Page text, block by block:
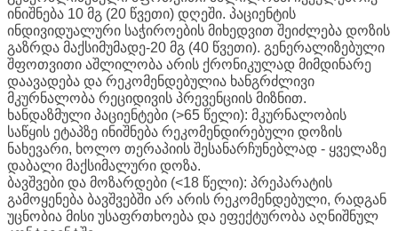
ინიშნება 10 მგ (20 წვეთი) დღეში. პაციენტის
ინდივიდუალური საჭიროების მიხედვით შეიძლება დოზის
გაზრდა მაქსიმუმადე-20 მგ (40 წვეთი). გენერალიზებული
შფოთვითი აშლილობა არის ქრონიკულად მიმდინარე
დაავადება და რეკომენდებულია ხანგრძლივი
მკურნალობა რეციდივის პრევენციის მიზნით.
ხანდაზმული პაციენტები (>65 წელი): მკურნალობის
საწყის ეტაპზე ინიშნება რეკომენდირებული დოზის
ნახევარი, ხოლო თერაპიის შესანარჩუნებლად - ყველაზე
დაბალი მაქსიმალური დოზა.
ბავშვები და მოზარდები (<18 წელი): პრეპარატის
გამოყენება ბავშვებში არ არის რეკომენდებული, რადგან
უცნობია მისი უსაფრთხოება და ეფექტურობა აღნიშნულ